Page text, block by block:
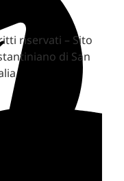
riservati – Sito
di San